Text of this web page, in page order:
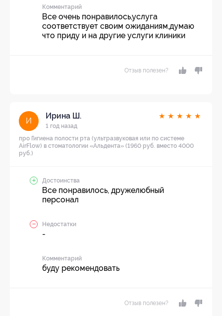
Комментарий
Все очень понравилось,услуга
соответствует своим ожиданиям,думаю
что приду и на другие услуги клиники
Отзыв полезен?
И
Ирина Ш.
1 год назад
★ ★ ★ ★ ★
про Гигиена полости рта (ультразвуковая или по системе
AirFlow) в стоматологии «Альдента» (1960 руб. вместо 4000
руб.)
Достоинства
Все понравилось, дружелюбный
персонал
Недостатки
-
Комментарий
буду рекомендовать
Отзыв полезен?